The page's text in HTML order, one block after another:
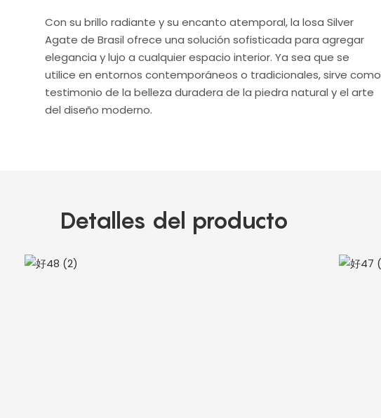
Con su brillo radiante y su encanto atemporal, la losa Silver
Agate de Brasil ofrece una solución sofisticada para agregar
elegancia y lujo a cualquier espacio interior. Ya sea que se
utilice en entornos contemporáneos o tradicionales, sirve como
testimonio de la belleza duradera de la piedra natural y el arte
del diseño moderno.
Detalles del producto